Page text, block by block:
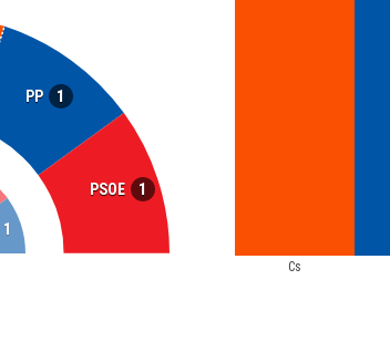
PP 1
PSOE 1
1
Cs